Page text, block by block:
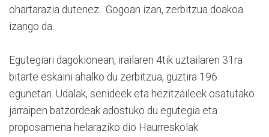
ohartarazia dutenez. Gogoan izan, zerbitzua doakoa
izango da.
Egutegiari dagokionean, irailaren 4tik uztailaren 31ra
bitarte eskaini ahalko du zerbitzua, guztira 196
egunetan. Udalak, senideek eta hezitzaileek osatutako
jarraipen batzordeak adostuko du egutegia eta
proposamena helaraziko dio Haurreskolak